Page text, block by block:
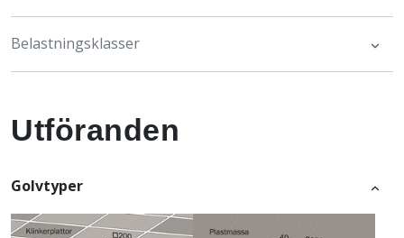
Belastningsklasser
Utföranden
Golvtyper